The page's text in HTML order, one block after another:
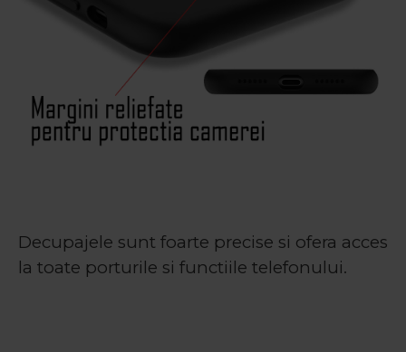
Decupajele sunt foarte precise si ofera acces
la toate porturile si functiile telefonului.